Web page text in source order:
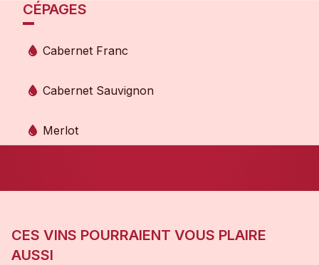
CÉPAGES
Cabernet Franc
Cabernet Sauvignon
Merlot
CES VINS POURRAIENT VOUS PLAIRE
AUSSI